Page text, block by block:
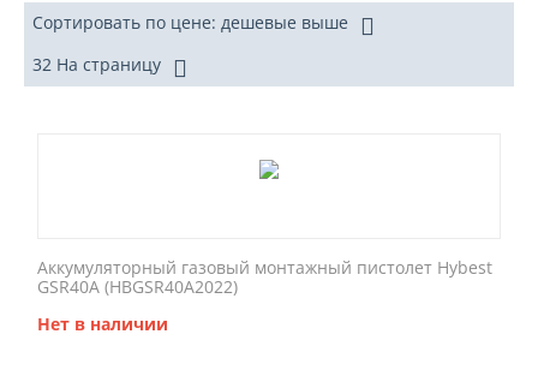
Сортировать по цене: дешевые выше
32 На страницу
Аккумуляторный газовый монтажный пистолет Hybest
GSR40A (HBGSR40A2022)
Нет в наличии